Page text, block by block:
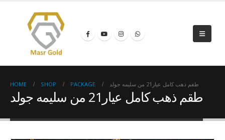
HOME SHOP PACKAGE طقم ذهب كامل عيار21 من سليمه جولد
طقم ذهب كامل عيار21 من سليمه جولد